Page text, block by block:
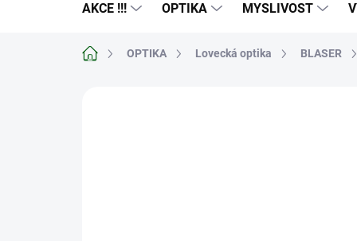
AKCE !!! OPTIKA MYSLIVOST
Domů OPTIKA Lovecká optika BLASER